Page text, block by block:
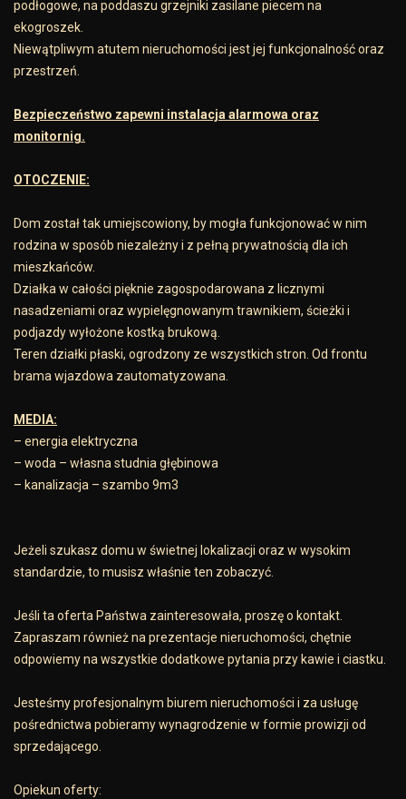
podłogowe, na poddaszu grzejniki zasilane piecem na
ekogroszek.
Niewątpliwym atutem nieruchomości jest jej funkcjonalność oraz
przestrzeń.
Bezpieczeństwo zapewni instalacja alarmowa oraz
monitornig.
OTOCZENIE:
Dom został tak umiejscowiony, by mogła funkcjonować w nim
rodzina w sposób niezależny i z pełną prywatnością dla ich
mieszkańców.
Działka w całości pięknie zagospodarowana z licznymi
nasadzeniami oraz wypielęgnowanym trawnikiem, ścieżki i
podjazdy wyłożone kostką brukową.
Teren działki płaski, ogrodzony ze wszystkich stron. Od frontu
brama wjazdowa zautomatyzowana.
MEDIA:
– energia elektryczna
– woda – własna studnia głębinowa
– kanalizacja – szambo 9m3
Jeżeli szukasz domu w świetnej lokalizacji oraz w wysokim
standardzie, to musisz właśnie ten zobaczyć.
Jeśli ta oferta Państwa zainteresowała, proszę o kontakt.
Zapraszam również na prezentacje nieruchomości, chętnie
odpowiemy na wszystkie dodatkowe pytania przy kawie i ciastku.
Jesteśmy profesjonalnym biurem nieruchomości i za usługę
pośrednictwa pobieramy wynagrodzenie w formie prowizji od
sprzedającego.
Opiekun oferty: